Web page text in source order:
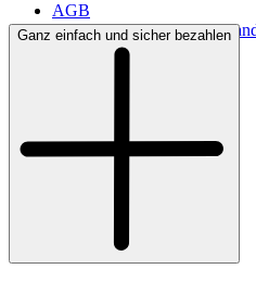
AGB
Lieferbedingungen &
Bezahlung
Ganz einfach und sicher bezahlen